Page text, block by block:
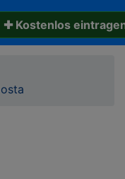
✚ Kostenlos